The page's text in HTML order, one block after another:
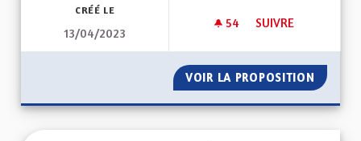
CRÉÉ LE
13/04/2023
54 54 ABONNÉS
SUIVRE
VOIR LA PROPOSITION POUR